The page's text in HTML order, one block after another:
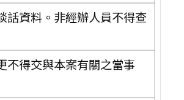
話資料。非經辦人員不得查
不得交與本案有關之當事